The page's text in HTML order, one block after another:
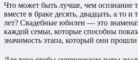
Что может быть лучше, чем осознание
вместе в браке десять, двадцать, а то и
лет? Свадебные юбилеи — это
каждой семьи, которые способны
значимость этапа, который они